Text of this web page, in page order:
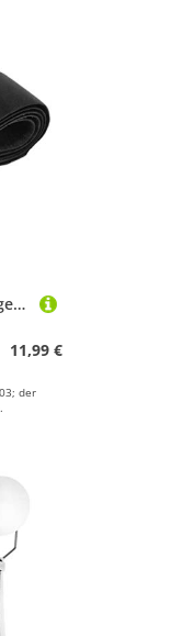
Aoaoy Ersatzgriffe für Schläger mit Saiten Kuh (schwarz)
11,99 €
der